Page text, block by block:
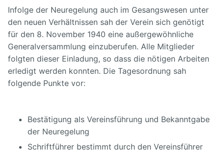
Infolge der Neuregelung auch im Gesangswesen unter
den neuen Verhältnissen sah der Verein sich genötigt
für den 8. November 1940 eine außergewöhnliche
Generalversammlung einzuberufen. Alle Mitglieder
folgten dieser Einladung, so dass die nötigen Arbeiten
erledigt werden konnten. Die Tagesordnung sah
folgende Punkte vor:
Bestätigung als Vereinsführung und Bekanntgabe
der Neuregelung
Schriftführer bestimmt durch den Vereinsführer